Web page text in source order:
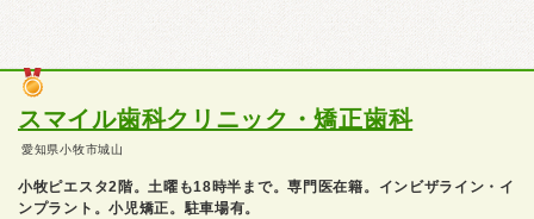
スマイル歯科クリニック・矯正歯科
愛知県小牧市城山
小牧ピエスタ2階。土曜も18時半まで。専門医在籍。インビザライン・イ
ンプラント。小児矯正。駐車場有。